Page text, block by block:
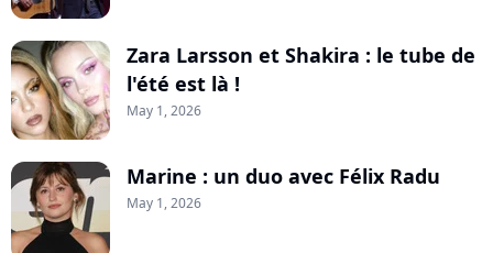
Zara Larsson et Shakira : le tube de
l'été est là !
May 1, 2026
Marine : un duo avec Félix Radu
May 1, 2026